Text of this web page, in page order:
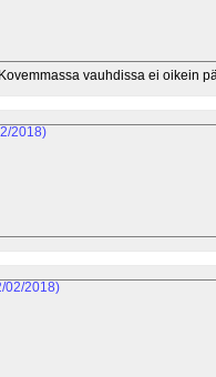
vauhdissa ei oikein